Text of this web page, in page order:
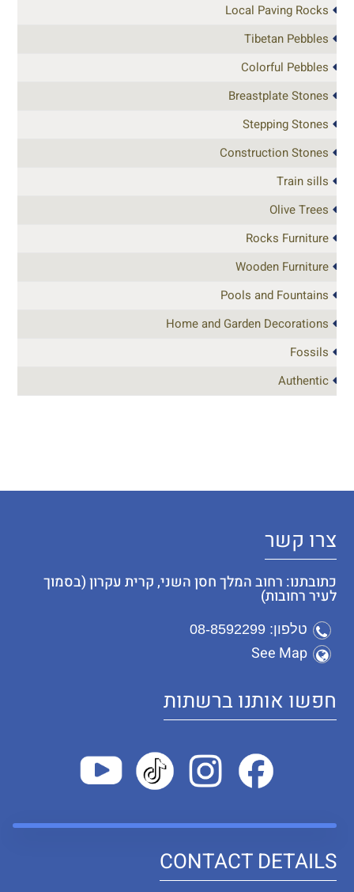
Local Paving Rocks
Tibetan Pebbles
Colorful Pebbles
Breastplate Stones
Stepping Stones
Construction Stones
Train sills
Olive Trees
Rocks Furniture
Wooden Furniture
Pools and Fountains
Home and Garden Decorations
Fossils
Authentic
צרו קשר
כתובתנו: רחוב המלך חסן השני, קרית עקרון (בסמוך
לעיר רחובות)
טלפון: 08-8592299
See Map
חפשו אותנו ברשתות
CONTACT DETAILS